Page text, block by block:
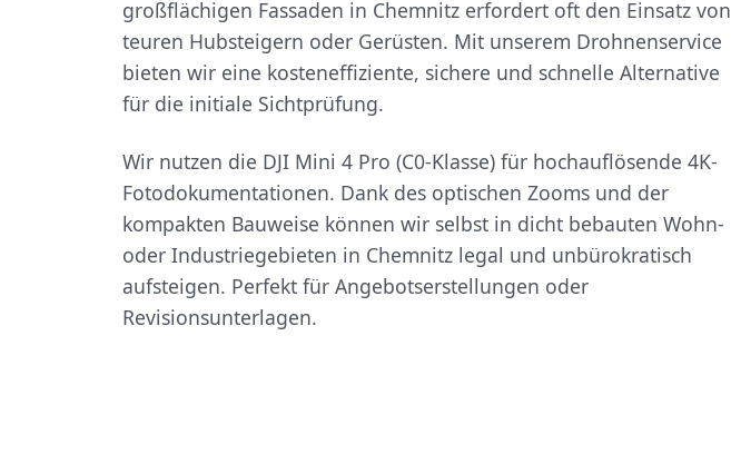
großflächigen Fassaden in Chemnitz erfordert oft den Einsatz von
teuren Hubsteigern oder Gerüsten. Mit unserem Drohnenservice
bieten wir eine kosteneffiziente, sichere und schnelle Alternative
für die initiale Sichtprüfung.
Wir nutzen die DJI Mini 4 Pro (C0-Klasse) für hochauflösende 4K-
Fotodokumentationen. Dank des optischen Zooms und der
kompakten Bauweise können wir selbst in dicht bebauten Wohn-
oder Industriegebieten in Chemnitz legal und unbürokratisch
aufsteigen. Perfekt für Angebotserstellungen oder
Revisionsunterlagen.